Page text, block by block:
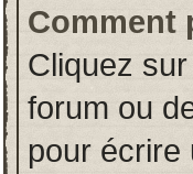
Comment
Cliquez
forum ou
pour écrire